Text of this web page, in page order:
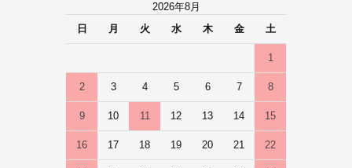
2026年8月
日
月 火 水 木 金 土
1
2 3 4 5 6 7 8
9 10 11 12 13 14 15
16 17 18 19 20 21 22